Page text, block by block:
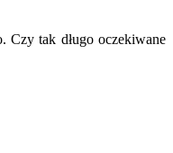
tak długo oczekiwane